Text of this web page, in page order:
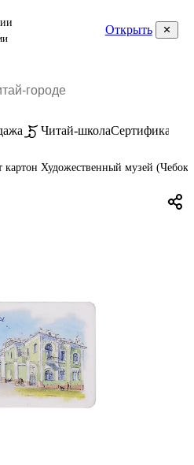
Открыть
Читай-школаСертификаты
картон Художественный музей